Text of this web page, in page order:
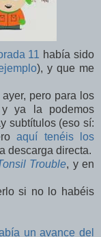
11 había sido
), y que me
pero para los
ya la podemos
subtítulos (eso sí:
aquí tenéis los
descarga directa.
Trouble, y en
si no lo habéis
un avance del